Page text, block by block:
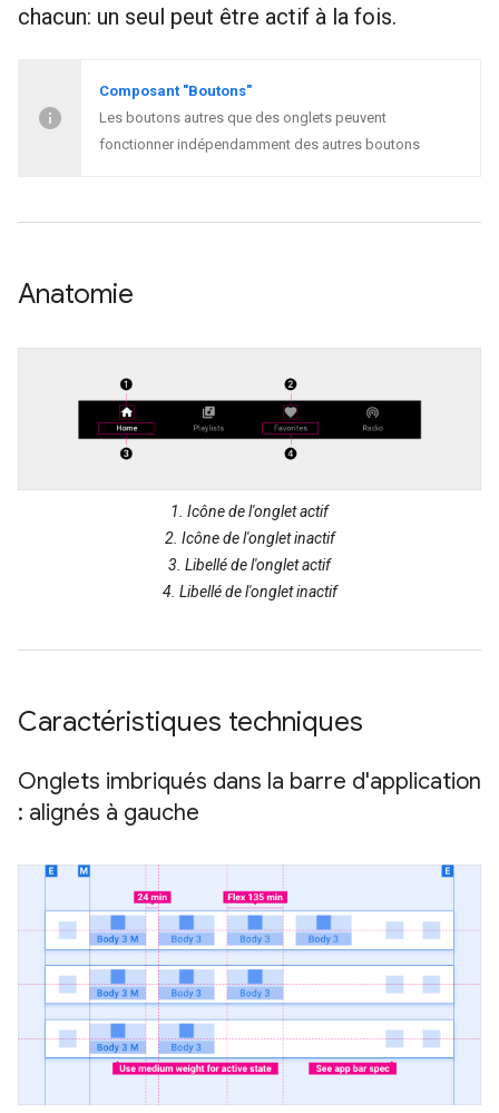
chacun: un seul peut être actif à la fois.
Composant "Boutons"
Les boutons autres que des onglets peuvent
fonctionner indépendamment des autres boutons
Anatomie
1. Icône de l'onglet actif
2. Icône de l'onglet inactif
3. Libellé de l'onglet actif
4. Libellé de l'onglet inactif
Caractéristiques techniques
Onglets imbriqués dans la barre d'application
: alignés à gauche